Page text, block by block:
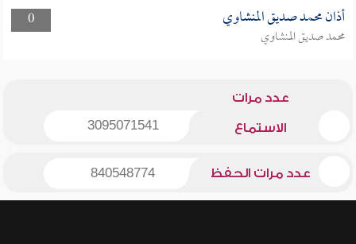
0
أذان محمد صديق المنشاوي
محمد صديق المنشاوي
عدد مرات
الاستماع 3095071541
عدد مرات الحفظ 840548774